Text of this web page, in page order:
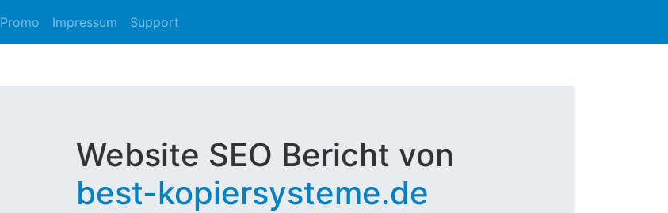
Promo Impressum Support
Website SEO Bericht von
best-kopiersysteme.de